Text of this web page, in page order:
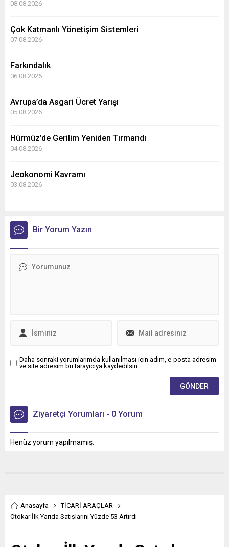
08.08.2026
Çok Katmanlı Yönetişim Sistemleri
07.08.2026
Farkındalık
06.08.2026
Avrupa’da Asgari Ücret Yarışı
05.08.2026
Hürmüz’de Gerilim Yeniden Tırmandı
04.08.2026
Jeokonomi Kavramı
03.08.2026
Bir Yorum Yazın
Daha sonraki yorumlarımda kullanılması için adım, e-posta adresim
ve site adresim bu tarayıcıya kaydedilsin.
Ziyaretçi Yorumları - 0 Yorum
Henüz yorum yapılmamış.
Anasayfa
TİCARİ ARAÇLAR
Otokar İlk Yarıda Satışlarını Yüzde 53 Artırdı